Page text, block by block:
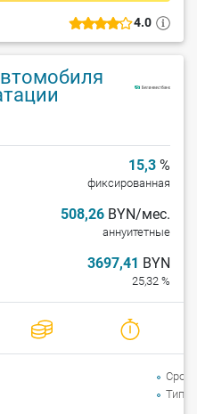
4.0
15,3 %
фиксированная
508,26 BYN/мес.
аннуитетные
3697,41 BYN
25,32 %
Срок
Тип